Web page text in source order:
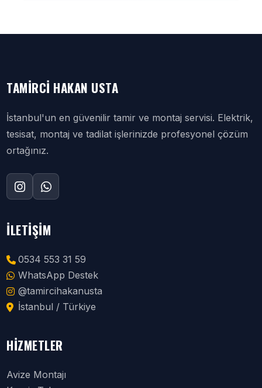
TAMIRCI HAKAN USTA
İstanbul'un en güvenilir tamir ve montaj servisi. Elektrik,
tesisat, montaj ve tadilat işlerinizde profesyonel çözüm
ortağınız.
İLETIŞIM
0534 553 31 59
WhatsApp Destek
@tamircihakanusta
İstanbul / Türkiye
HIZMETLER
Avize Montajı